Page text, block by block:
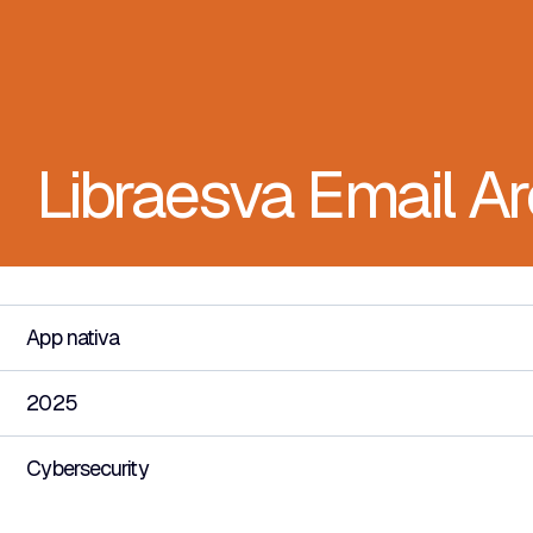
Libraesva Email
App nativa
2025
Cybersecurity